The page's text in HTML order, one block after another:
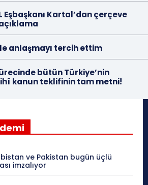
Eşbaşkanı Kartal’dan çerçeve
anlaşmayı tercih ettim
bütün Türkiye’nin
kanun teklifinin tam metni!
ve Pakistan bugün üçlü
imzalıyor